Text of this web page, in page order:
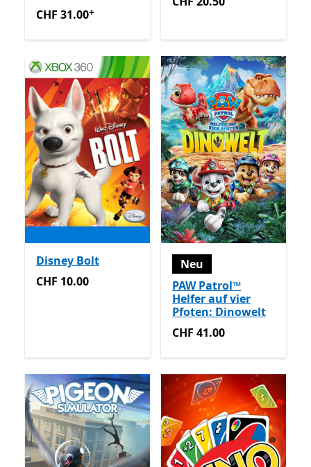
CHF 31.00Enthält In-App-Käufe
CHF 31.00+
Disney Bolt
CHF 10.00
CHF 10.00
Neu
PAW Patrol™
Helfer auf vier
Pfoten: Dinowelt
CHF 41.00
CHF 41.00